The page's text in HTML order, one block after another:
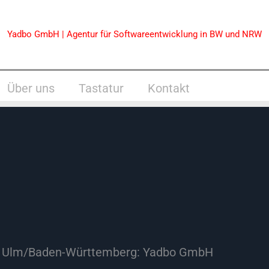
Yadbo GmbH | Agentur für Softwareentwicklung in BW und NRW
Über uns Tastatur Kontakt
Baden-Württemberg: Yadbo GmbH